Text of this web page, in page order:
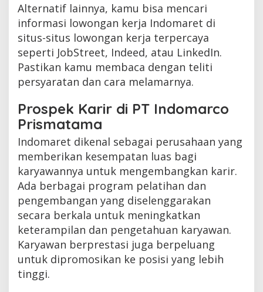
Alternatif lainnya, kamu bisa mencari
informasi lowongan kerja Indomaret di
situs-situs lowongan kerja terpercaya
seperti JobStreet, Indeed, atau LinkedIn.
Pastikan kamu membaca dengan teliti
persyaratan dan cara melamarnya.
Prospek Karir di PT Indomarco
Prismatama
Indomaret dikenal sebagai perusahaan yang
memberikan kesempatan luas bagi
karyawannya untuk mengembangkan karir.
Ada berbagai program pelatihan dan
pengembangan yang diselenggarakan
secara berkala untuk meningkatkan
keterampilan dan pengetahuan karyawan.
Karyawan berprestasi juga berpeluang
untuk dipromosikan ke posisi yang lebih
tinggi.